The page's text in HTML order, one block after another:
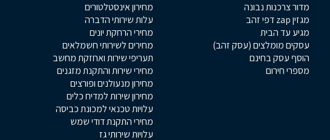
מדור צרכנות נבונה
מגזין zap דפי זהב
מגיע עד הבית
עסקים מומלצים (עסק זהב)
הוסף עסק בחינם
מספרי חירום
מחירון אינסטלטורים
עלות שירותי הדברה
מחירי הרחקת יונים
מחירים לשירותי חשמלאים
תעריפי שירות ואחזקת מחשב
מחירי שירות והתקנת מזגנים
מחירון מנעולנים ופורצים
מחירון שירות למדיח כלים
עלויות טכנאי למכונת כביסה
מחירי התקנת דודי שמש
עלויות שירותי גז